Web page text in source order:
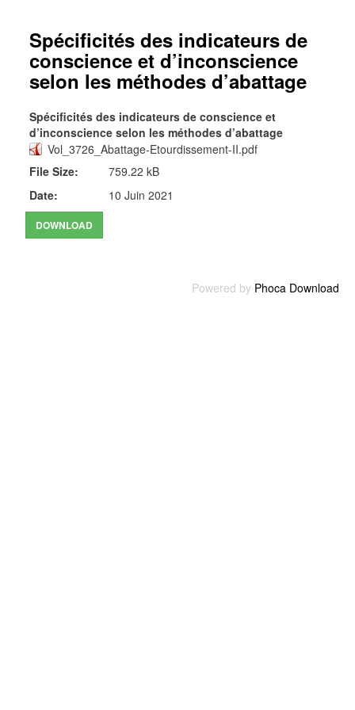
Spécificités des indicateurs de
conscience et d’inconscience
selon les méthodes d’abattage
Spécificités des indicateurs de conscience et
d’inconscience selon les méthodes d’abattage
Vol_3726_Abattage-Etourdissement-II.pdf
File Size:
759.22 kB
Date:
10 Juin 2021
Powered by Phoca Download